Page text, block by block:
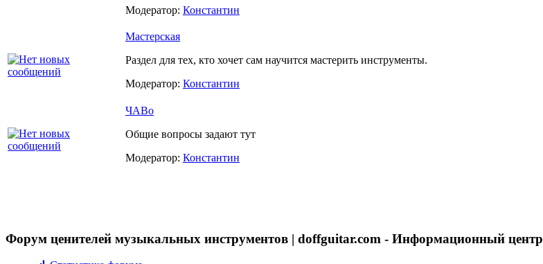
Модератор: Константин
Мастерская
Раздел для тех, кто хочет сам научится мастерить инструменты.
Модератор: Константин
ЧАВо
Общие вопросы задают тут
Модератор: Константин
Форум ценителей музыкальных инструментов | doffguitar.com - Информационный центр